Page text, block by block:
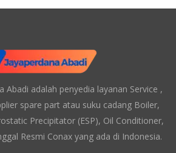
Abadi adalah penyedia layanan Service ,
spare part atau suku cadang Boiler,
Precipitator (ESP), Oil Conditioner,
Resmi Conax yang ada di Indonesia.